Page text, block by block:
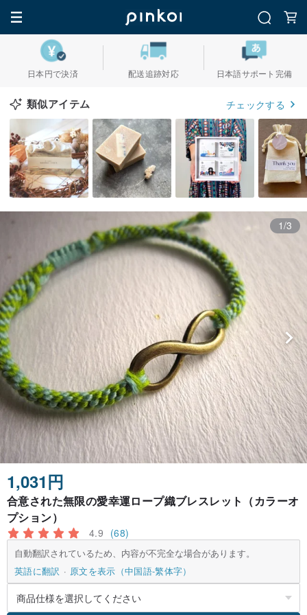
日本円で決済 配送追跡対応 日本語サポート完備
類似アイテム チェックする
1/3
1,031円
合意された無限の愛幸運ロープ織ブレスレット（カラーオ
プション）
4.9 (68)
自動翻訳されているため、内容が不完全な場合があります。
英語に翻訳
原文を表示（中国語-繁体字）